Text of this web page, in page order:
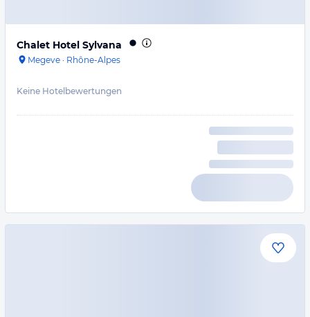
Chalet Hotel Sylvana
Megeve · Rhône-Alpes
Keine Hotelbewertungen